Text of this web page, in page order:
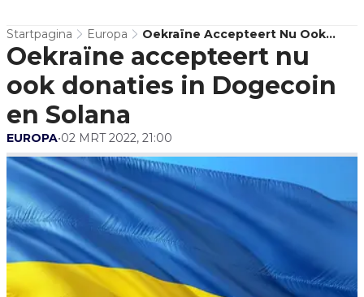
Startpagina Europa
Oekraïne Accepteert Nu Ook
Donaties In Dogecoin En Solana
Oekraïne accepteert nu
ook donaties in Dogecoin
en Solana
EUROPA•02 MRT 2022, 21:00